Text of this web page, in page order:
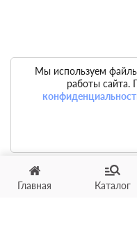
Главная Каталог
Мы используем
работы сайта.